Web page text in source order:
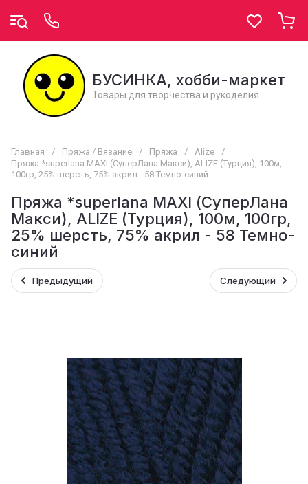
БУСИНКА, хобби-маркет
Товары для творчества и рукоделия
Главная / Пряжа / Вязание / Пряжа / Alize
/
Пряжа *superlana MAXI (СуперЛана Макси), ALIZE (Турция), 100м,
100гр, 25% шерсть, 75% акрил - 58 Темно-синий
Пряжа *superlana MAXI (СуперЛана
Макси), ALIZE (Турция), 100м, 100гр,
25% шерсть, 75% акрил - 58 Темно-
синий
Предыдущий Следующий